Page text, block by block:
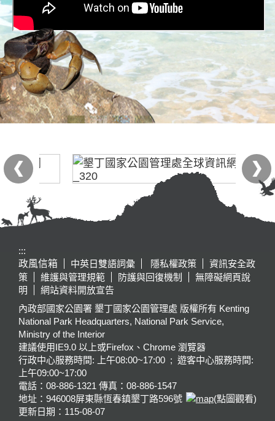
:::
政風信箱
中英日雙語詞彙 隱私權政策
資訊安全政
策
維護與管理規範 防護與回復機制
無障礙網頁說
明
網站資料開放宣告
內政部國家公園署 墾丁國家公園管理處 版權所有 Kenting
National Park Headquarters, National Park Service,
Ministry of the Interior
建議使用IE9.0 以上或Firefox、Chrome 瀏覽器
行政中心服務時間: 上午08:00~17:00 ; 遊客中心服務時間:
上午09:00~17:00
電話：08-886-1321 傳真：08-886-1547
地址：946008屏東縣恆春鎮墾丁路596號
(點圖觀看)
更新日期： 115-08-07